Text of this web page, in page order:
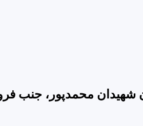
محمدپور، جنب